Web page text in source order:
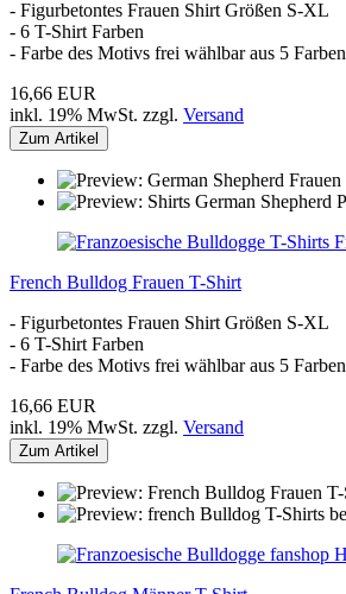
- Figurbetontes Frauen Shirt Größen S-XL
- 6 T-Shirt Farben
- Farbe des Motivs frei wählbar aus 5 Farben
16,66 EUR
inkl. 19% MwSt. zzgl. Versand
Zum Artikel
French Bulldog Frauen T-Shirt
- Figurbetontes Frauen Shirt Größen S-XL
- 6 T-Shirt Farben
- Farbe des Motivs frei wählbar aus 5 Farben
16,66 EUR
inkl. 19% MwSt. zzgl. Versand
Zum Artikel